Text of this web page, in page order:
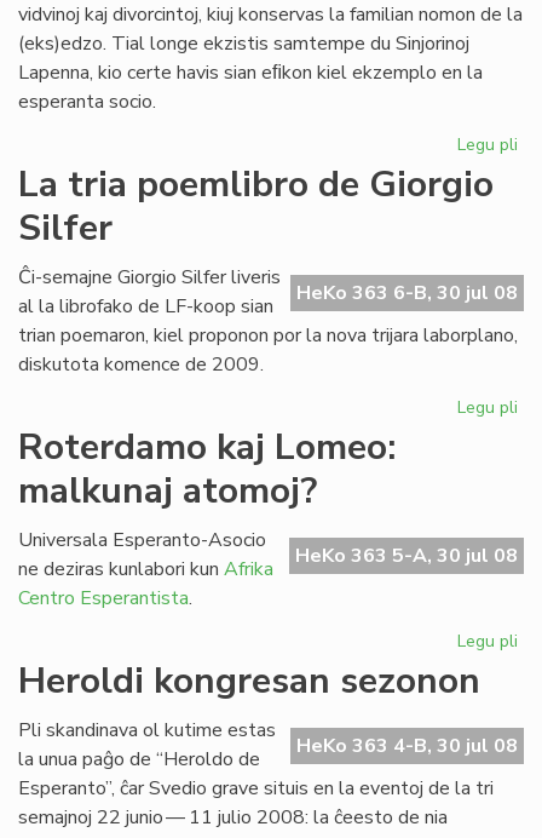
vidvinoj kaj divorcintoj, kiuj konservas la familian nomon de la
(eks)edzo. Tial longe ekzistis samtempe du Sinjorinoj
Lapenna, kio certe havis sian eﬁkon kiel ekzemplo en la
esperanta socio.
Legu pli
La tria poemlibro de Giorgio
Silfer
HeKo 363 6-B, 30 jul 08
Ĉi-semajne Giorgio Silfer liveris
al la librofako de LF-koop sian
trian poemaron, kiel proponon por la nova trijara laborplano,
diskutota komence de 2009.
Legu pli
Roterdamo kaj Lomeo:
malkunaj atomoj?
HeKo 363 5-A, 30 jul 08
Universala Esperanto-Asocio
ne deziras kunlabori kun Afrika
Centro Esperantista.
Legu pli
Heroldi kongresan sezonon
HeKo 363 4-B, 30 jul 08
Pli skandinava ol kutime estas
la unua paĝo de “Heroldo de
Esperanto”, ĉar Svedio grave situis en la eventoj de la tri
semajnoj 22 junio — 11 julio 2008: la ĉeesto de nia